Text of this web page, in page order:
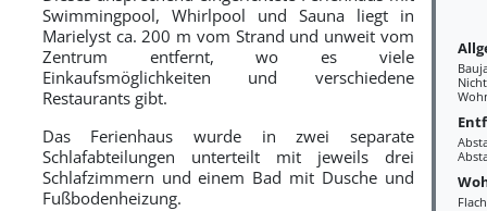
Swimmingpool, Whirlpool und Sauna liegt in
Marielyst ca. 200 m vom Strand und unweit vom
Zentrum entfernt, wo es viele
Einkaufsmöglichkeiten und verschiedene
Restaurants gibt.
Das Ferienhaus wurde in zwei separate
Schlafabteilungen unterteilt mit jeweils drei
Schlafzimmern und einem Bad mit Dusche und
Fußbodenheizung.